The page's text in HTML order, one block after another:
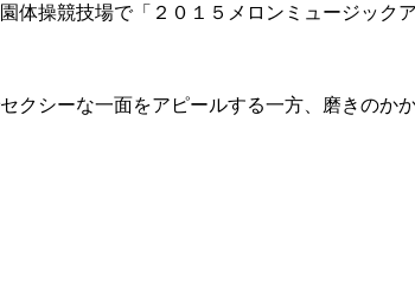
体操競技場で「２０１５メロンミュージッ
シーな一面をアピールする一方、磨きのか